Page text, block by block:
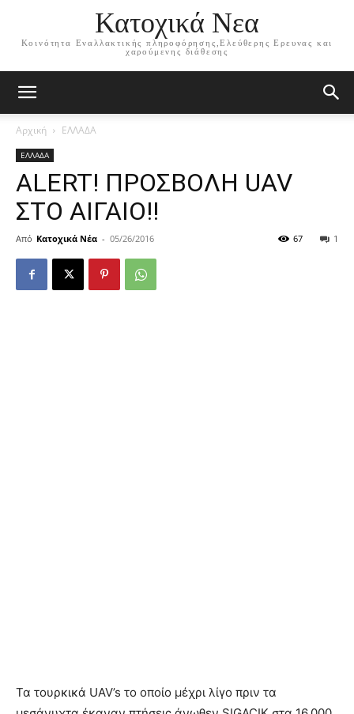
Κατοχικά Νεα
Κοινότητα Εναλλακτικής πληροφόρησης,Ελεύθερης Ερευνας και
χαρούμενης διάθεσης
Αρχική ΕΛΛΑΔΑ
ΕΛΛΑΔΑ
ALERT! ΠΡΟΣΒΟΛΗ UAV
ΣΤΟ ΑΙΓΑΙΟ!!
Από Κατοχικά Νέα - 05/26/2016 1
67
Τα τουρκικά UAV’s το οποίο μέχρι λίγο πριν τα